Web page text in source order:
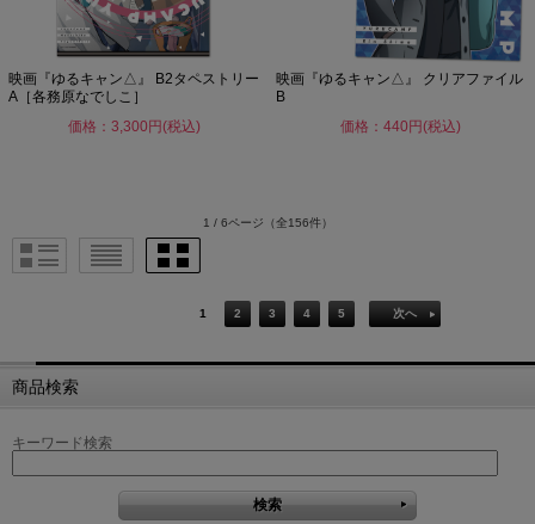
映画『ゆるキャン△』 B2タペストリー
A［各務原なでしこ］
価格：3,300円(税込)
映画『ゆるキャン△』 クリアファイル
B
価格：440円(税込)
1 / 6ページ （全156件）
1 2 3 4 5 次へ
商品検索
キーワード検索